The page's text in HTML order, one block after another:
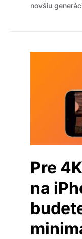
novšiu
Pre
na